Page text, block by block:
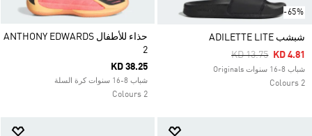
-65%
شبشب ADILETTE LITE
Price Reduced
KD 13.75ToKD 4.81
شباب 8-16 سنوات Originals
2 Colours
حذاء للأطفال ANTHONY EDWARDS
2
KD 38.25
شباب 8-16 سنوات كرة السلة
2 Colours